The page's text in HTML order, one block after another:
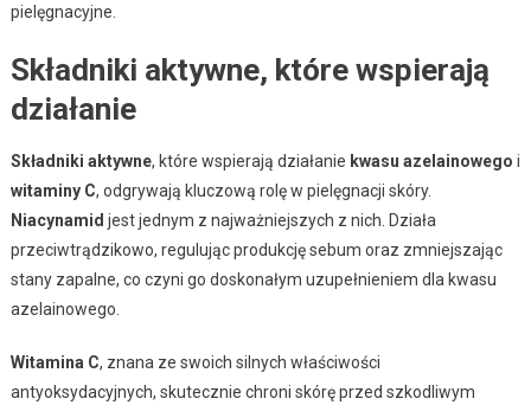
pielęgnacyjne.
Składniki aktywne, które wspierają
działanie
Składniki aktywne, które wspierają działanie kwasu azelainowego i
witaminy C, odgrywają kluczową rolę w pielęgnacji skóry.
Niacynamid jest jednym z najważniejszych z nich. Działa
przeciwtrądzikowo, regulując produkcję sebum oraz zmniejszając
stany zapalne, co czyni go doskonałym uzupełnieniem dla kwasu
azelainowego.
Witamina C, znana ze swoich silnych właściwości
antyoksydacyjnych, skutecznie chroni skórę przed szkodliwym